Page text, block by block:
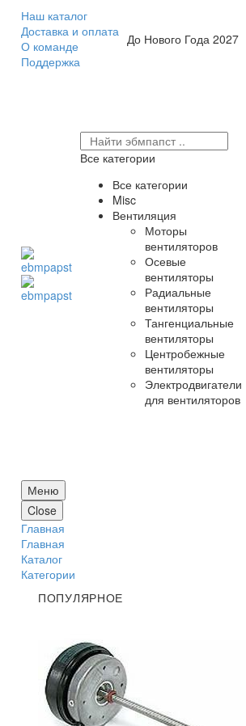
Наш каталог
Доставка и оплата
О команде
Поддержка
До Нового Года 2027
Все категории
Все категории
Misc
Вентиляция
Моторы
вентиляторов
Осевые
вентиляторы
Радиальные
вентиляторы
Тангенциальные
вентиляторы
Центробежные
вентиляторы
Электродвигатели
для вентиляторов
Меню
Close
Главная
Главная
Каталог
Категории
ПОПУЛЯРНОЕ